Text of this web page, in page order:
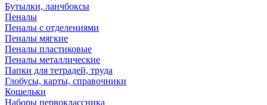
Бутылки, ланчбоксы
Пеналы
Пеналы с отделениями
Пеналы мягкие
Пеналы пластиковые
Пеналы металлические
Папки для тетрадей, труда
Глобусы, карты, справочники
Кошельки
Наборы первоклассника